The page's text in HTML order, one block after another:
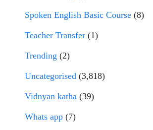
Spoken English Basic Course (8)
Teacher Transfer (1)
Trending (2)
Uncategorised (3,818)
Vidnyan katha (39)
Whats app (7)